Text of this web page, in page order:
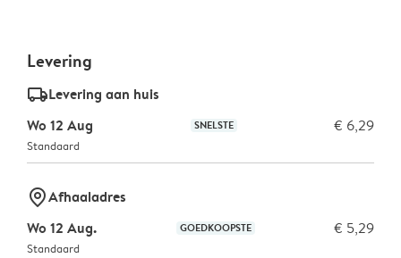
Levering
delivery_standard_v2Levering aan huis
Wo 12 Aug
SNELSTE € 6,29
Standaard
marker-pinAfhaaladres
Wo 12 Aug.
GOEDKOOPSTE € 5,29
Standaard